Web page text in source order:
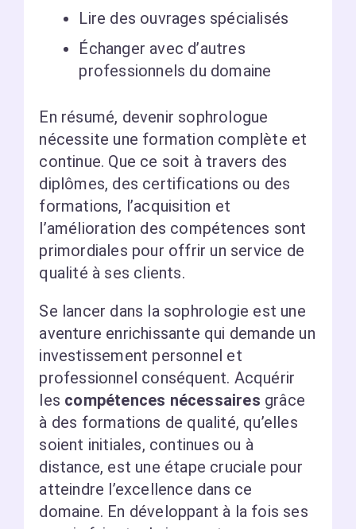
Lire des ouvrages spécialisés
Échanger avec d’autres
professionnels du domaine
En résumé, devenir sophrologue
nécessite une formation complète et
continue. Que ce soit à travers des
diplômes, des certifications ou des
formations, l’acquisition et
l’amélioration des compétences sont
primordiales pour offrir un service de
qualité à ses clients.
Se lancer dans la sophrologie est une
aventure enrichissante qui demande un
investissement personnel et
professionnel conséquent. Acquérir
les compétences nécessaires grâce
à des formations de qualité, qu’elles
soient initiales, continues ou à
distance, est une étape cruciale pour
atteindre l’excellence dans ce
domaine. En développant à la fois ses